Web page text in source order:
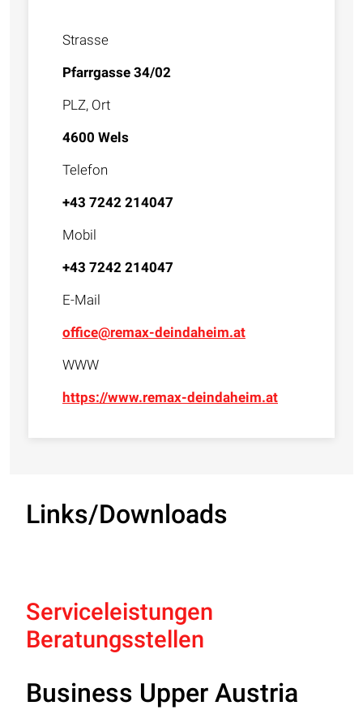
Strasse
Pfarrgasse 34/02
PLZ, Ort
4600 Wels
Telefon
+43 7242 214047
Mobil
+43 7242 214047
E-Mail
office@remax-deindaheim.at
WWW
https://www.remax-deindaheim.at
Links/Downloads
Serviceleistungen
Beratungsstellen
Business Upper Austria